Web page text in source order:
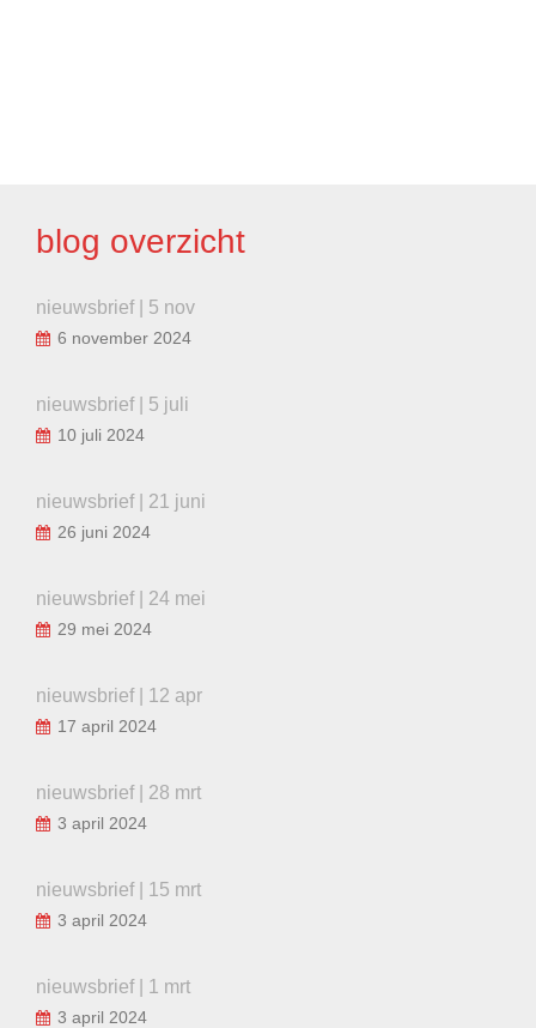
blog overzicht
nieuwsbrief | 5 nov
6 november 2024
nieuwsbrief | 5 juli
10 juli 2024
nieuwsbrief | 21 juni
26 juni 2024
nieuwsbrief | 24 mei
29 mei 2024
nieuwsbrief | 12 apr
17 april 2024
nieuwsbrief | 28 mrt
3 april 2024
nieuwsbrief | 15 mrt
3 april 2024
nieuwsbrief | 1 mrt
3 april 2024